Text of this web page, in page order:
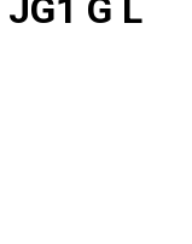
JG1 G L